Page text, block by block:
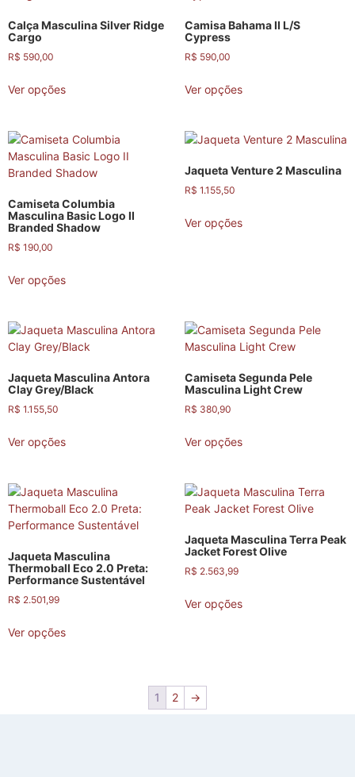
Calça Masculina Silver Ridge
Cargo
R$ 590,00
Ver opções
Camisa Bahama II L/S
Cypress
R$ 590,00
Ver opções
Camiseta Columbia
Masculina Basic Logo II
Branded Shadow
R$ 190,00
Ver opções
Jaqueta Venture 2 Masculina
R$ 1.155,50
Ver opções
Jaqueta Masculina Antora
Clay Grey/Black
R$ 1.155,50
Ver opções
Camiseta Segunda Pele
Masculina Light Crew
R$ 380,90
Ver opções
Jaqueta Masculina
Thermoball Eco 2.0 Preta:
Performance Sustentável
R$ 2.501,99
Ver opções
Jaqueta Masculina Terra Peak
Jacket Forest Olive
R$ 2.563,99
Ver opções
1 2 →